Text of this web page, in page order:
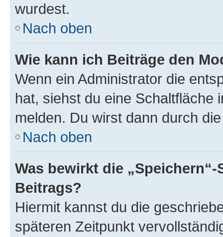
wurdest.
Nach oben
Wie kann ich Beiträge den
Wenn ein Administrator die
hat, siehst du eine Schaltfläche
melden. Du wirst dann durch
Nach oben
Was bewirkt die
Beitrags?
Hiermit kannst du die
späteren Zeitpunkt